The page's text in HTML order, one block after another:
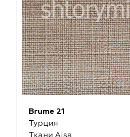
Brume 21
Турция